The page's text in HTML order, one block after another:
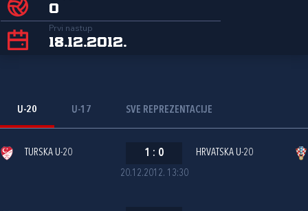
0
Prvi nastup
18.12.2012.
U-20 U-17 SVE REPREZENTACIJE
20.12.2012. 13:30
TURSKA U-20 1 : 0 HRVATSKA U-20